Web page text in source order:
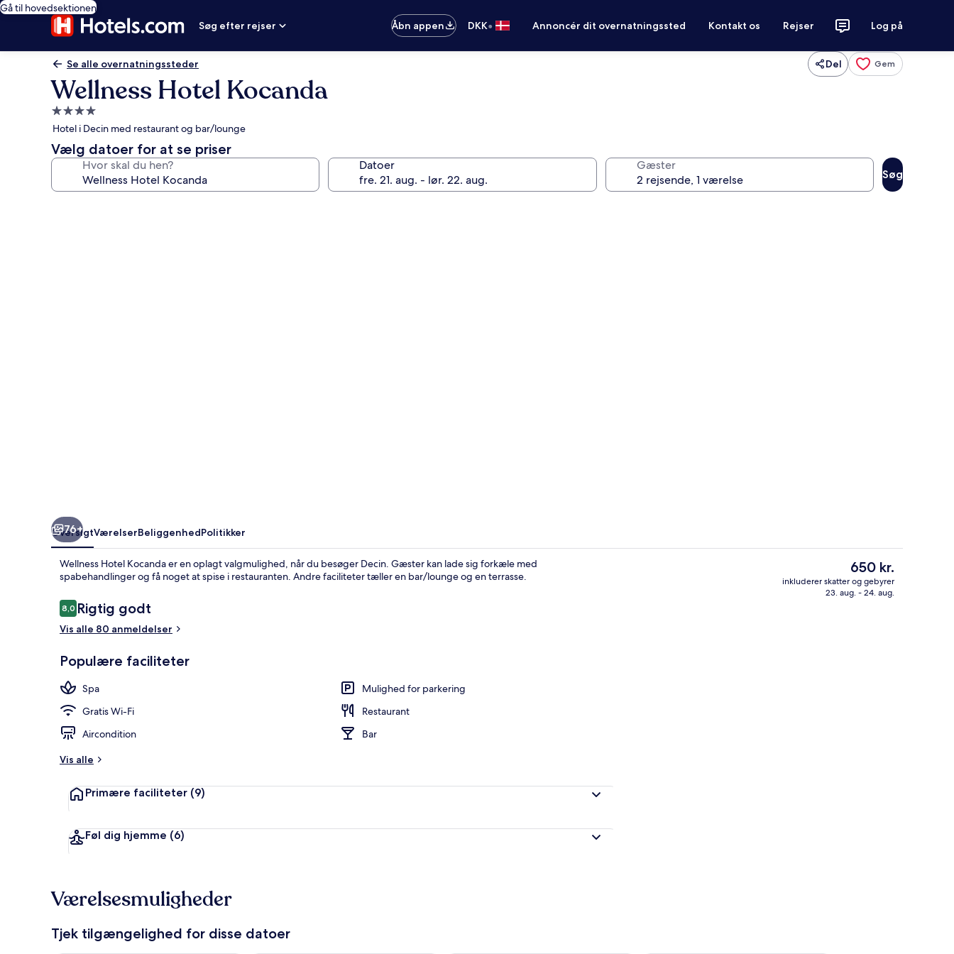
Gå til hovedsektionen
Søg efter rejser
Åbn appen DKK• Annoncér dit overnatningssted Kontakt os Rejser Log på
Se alle overnatningssteder Del Gem
Wellness Hotel Kocanda
4.0-
stjernet
overnatningssted
Hotel i Decin med restaurant og bar/lounge
Vælg datoer for at se priser
Hvor skal du hen? Datoer Gæster
Søg
76+
OversigtVærelserBeliggenhedPolitikker
Wellness Hotel Kocanda er en oplagt valgmulighed, når du besøger Decin. Gæster kan lade sig forkæle med
spabehandlinger og få noget at spise i restauranten. Andre faciliteter tæller en bar/lounge og en terrasse.
Anmeldelser
8,08,0 ud af 10.
Rigtig godt
Vis alle 80 anmeldelser
Populære faciliteter
Spa
Mulighed for parkering
Gratis Wi-Fi
Restaurant
Aircondition
Bar
Vis alle
Primære faciliteter (9)
Føl dig hjemme (6)
Den
nuværende
pris
650 kr.
inkluderer skatter og gebyrer
23. aug. - 24. aug.
Værelsesmuligheder
Tjek tilgængelighed for disse datoer